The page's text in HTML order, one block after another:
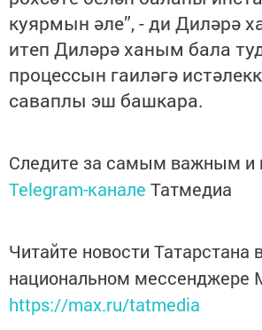
куярмын әле”, - ди Диләрә
итеп Диләрә ханым бала
процессын гаиләгә
саваплы эш башкара.
Следите за самым важным и
Telegram-канале Татмедиа
Читайте новости Татарстана
национальном мессенджере
https://max.ru/tatmedia